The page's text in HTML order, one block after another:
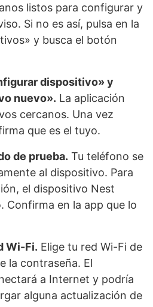
listos para configurar y
Si no es así, pulsa en la
y busca el botón
dispositivo» y
nuevo». La aplicación
cercanos. Una vez
que es el tuyo.
de prueba. Tu teléfono se
al dispositivo. Para
el dispositivo Nest
Confirma en la app que lo
Wi-Fi. Elige tu red Wi-Fi de
la contraseña. El
a Internet y podría
alguna actualización de